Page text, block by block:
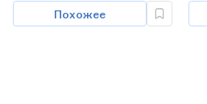
Похожее